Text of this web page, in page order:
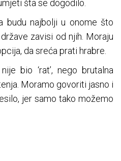
šta se dogodilo.
budu najbolji u onome što
zavisi od njih. Moraju
da sreća prati hrabre.
bio ‘rat’, nego brutalna
Moramo govoriti jasno i
jer samo tako možemo